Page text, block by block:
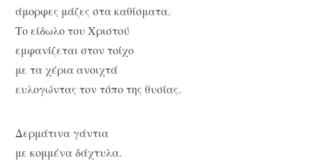
άμορφες μάζες στα καθίσματα.
Το είδωλο του Χριστού
εμφανίζεται στον τοίχο
με τα χέρια ανοιχτά
ευλογώντας τον τόπο της θυσίας.
Δερμάτινα γάντια
με κομμένα δάχτυλα.